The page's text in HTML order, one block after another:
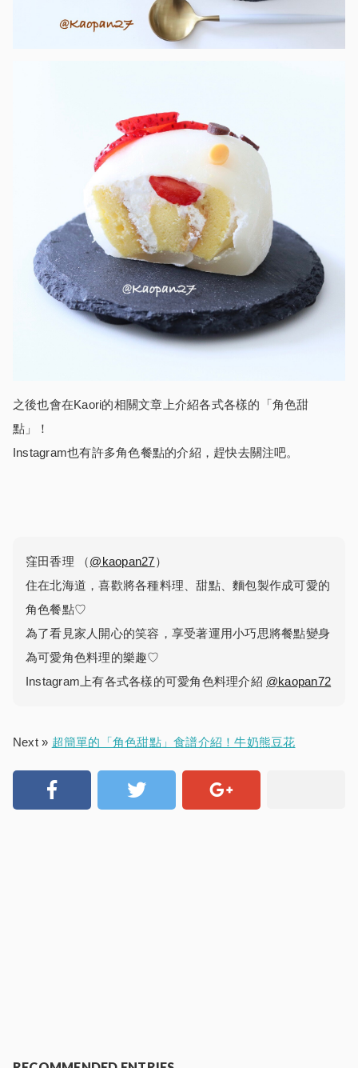
之後也會在Kaori的相關文章上介紹各式各樣的「角色甜
點」！
Instagram也有許多角色餐點的介紹，趕快去關注吧。
窪田香理 （@kaopan27）
住在北海道，喜歡將各種料理、甜點、麵包製作成可愛的
角色餐點♡
為了看見家人開心的笑容，享受著運用小巧思將餐點變身
為可愛角色料理的樂趣♡
Instagram上有各式各樣的可愛角色料理介紹 @kaopan72
Next » 超簡單的「角色甜點」食譜介紹！牛奶熊豆花